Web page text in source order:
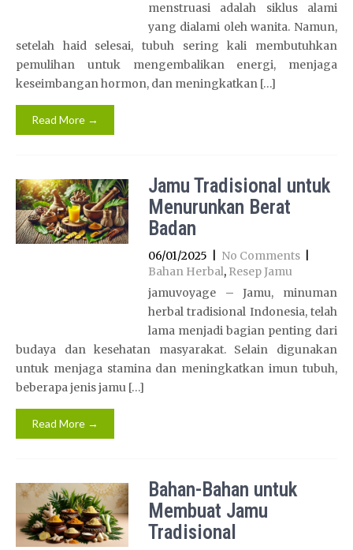
menstruasi adalah siklus alami
yang dialami oleh wanita. Namun,
setelah haid selesai, tubuh sering kali membutuhkan
pemulihan untuk mengembalikan energi, menjaga
keseimbangan hormon, dan meningkatkan […]
Read More →
Jamu Tradisional untuk
Menurunkan Berat
Badan
06/01/2025 No Comments
Bahan Herbal, Resep Jamu
jamuvoyage – Jamu, minuman
herbal tradisional Indonesia, telah
lama menjadi bagian penting dari
budaya dan kesehatan masyarakat. Selain digunakan
untuk menjaga stamina dan meningkatkan imun tubuh,
beberapa jenis jamu […]
Read More →
Bahan-Bahan untuk
Membuat Jamu
Tradisional